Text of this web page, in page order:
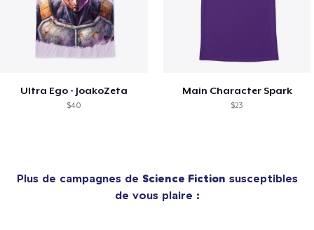
Ultra Ego - JoakoZeta
$40
Main Character Spark
$23
Plus de campagnes de Science Fiction susceptibles
de vous plaire :